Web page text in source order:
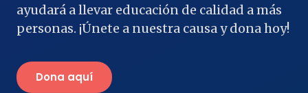
ayudará a llevar educación de calidad a más
personas. ¡Únete a nuestra causa y dona hoy!
Dona aquí